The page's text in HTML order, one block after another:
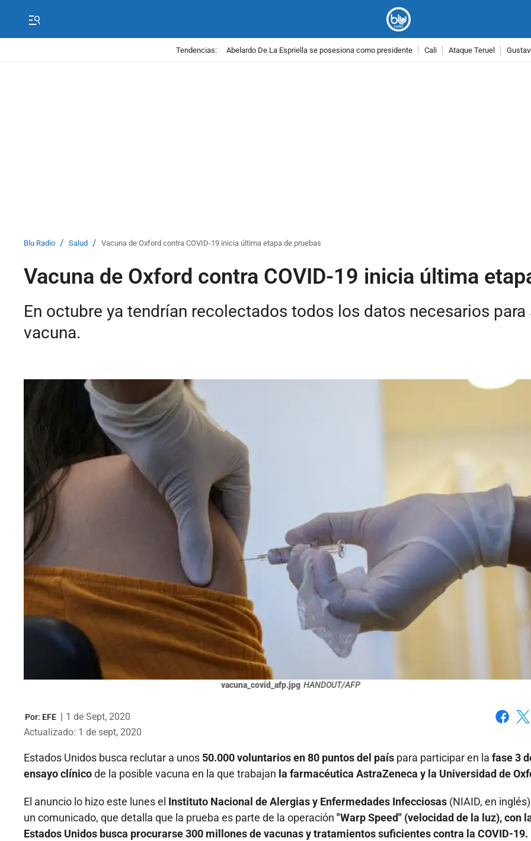
Tendencias: Abelardo De La Espriella se posesiona como presidente Cali Ataque Teruel
Blu Radio / Salud / Vacuna de Oxford contra COVID-19 inicia última etapa de pruebas
Vacuna de Oxford contra COVID-19 inicia última
En octubre ya tendrían recolectados todos los datos necesarios
vacuna.
vacuna_covid_afp.jpg HANDOUT/AFP
Por: EFE | 1 de Sept, 2020
Actualizado: 1 de sept, 2020
Estados Unidos busca reclutar a unos 50.000 voluntarios en 80 puntos del país para participar en la fase 3
ensayo clínicode la posible vacuna en la que trabajan la farmacéutica AstraZeneca y la Universidad de
El anuncio lo hizo este lunes el Instituto Nacional de Alergias y Enfermedades Infecciosas (NIAID, en
un comunicado, que detalla que la prueba es parte de la operación "Warp Speed" (velocidad de la luz), con
Estados Unidos busca procurarse 300 millones de vacunas y tratamientos suficientes contra la COVID-19.